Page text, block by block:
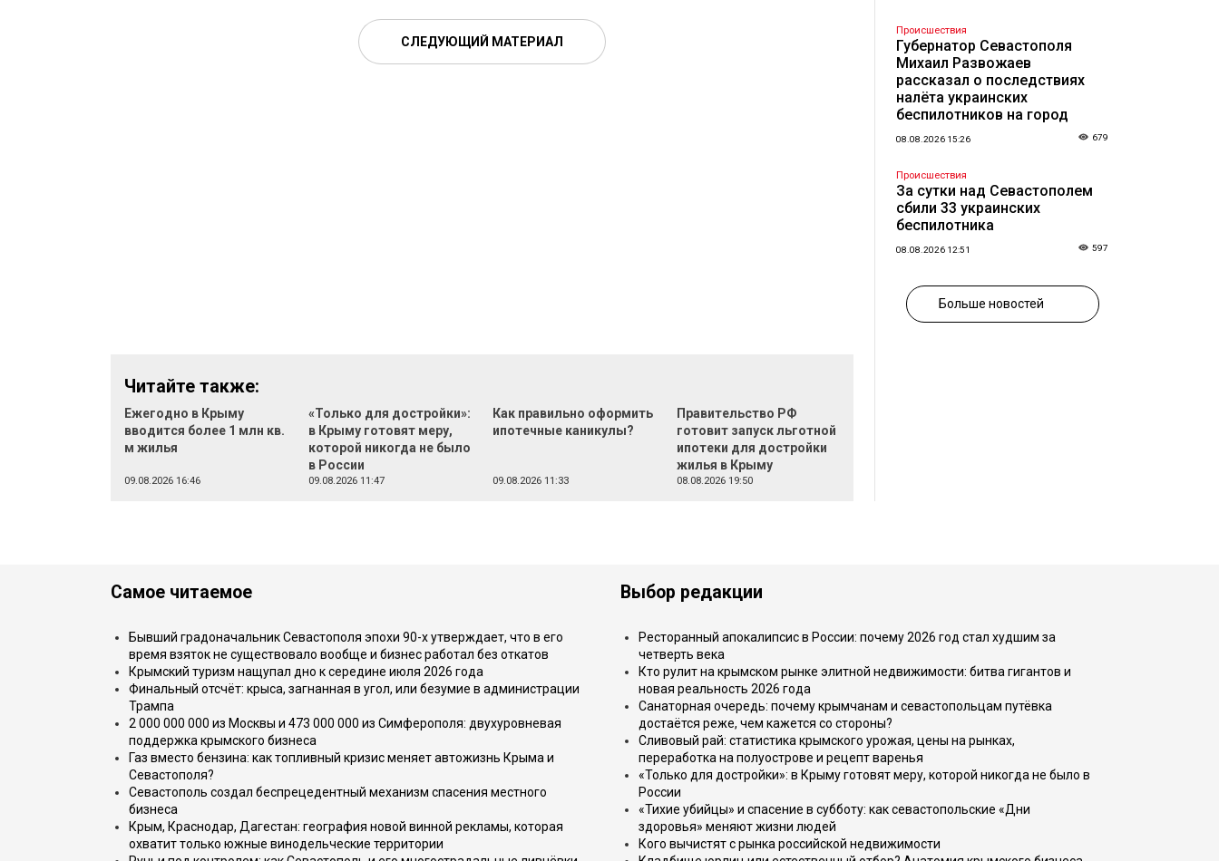
СЛЕДУЮЩИЙ МАТЕРИАЛ
Читайте также:
Ежегодно в Крыму
вводится более 1 млн кв.
м жилья
09.08.2026 16:46
«Только для достройки»:
в Крыму готовят меру,
которой никогда не было
в России
09.08.2026 11:47
Как правильно оформить
ипотечные каникулы?
09.08.2026 11:33
Правительство РФ
готовит запуск льготной
ипотеки для достройки
жилья в Крыму
08.08.2026 19:50
Происшествия
Губернатор Севастополя
Михаил Развожаев
рассказал о последствиях
налёта украинских
беспилотников на город
08.08.2026 15:26 679
Происшествия
За сутки над Севастополем
сбили 33 украинских
беспилотника
08.08.2026 12:51 597
Больше новостей
Самое читаемое
Бывший градоначальник Севастополя эпохи 90-х утверждает, что в его
время взяток не существовало вообще и бизнес работал без откатов
Крымский туризм нащупал дно к середине июля 2026 года
Финальный отсчёт: крыса, загнанная в угол, или безумие в администрации
Трампа
2 000 000 000 из Москвы и 473 000 000 из Симферополя: двухуровневая
поддержка крымского бизнеса
Газ вместо бензина: как топливный кризис меняет автожизнь Крыма и
Севастополя?
Севастополь создал беспрецедентный механизм спасения местного
бизнеса
Крым, Краснодар, Дагестан: география новой винной рекламы, которая
охватит только южные винодельческие территории
Выбор редакции
Ресторанный апокалипсис в России: почему 2026 год стал худшим за
четверть века
Кто рулит на крымском рынке элитной недвижимости: битва гигантов и
новая реальность 2026 года
Санаторная очередь: почему крымчанам и севастопольцам путёвка
достаётся реже, чем кажется со стороны?
Сливовый рай: статистика крымского урожая, цены на рынках,
переработка на полуострове и рецепт варенья
«Только для достройки»: в Крыму готовят меру, которой никогда не было в
России
«Тихие убийцы» и спасение в субботу: как севастопольские «Дни
здоровья» меняют жизни людей
Кого вычистят с рынка российской недвижимости